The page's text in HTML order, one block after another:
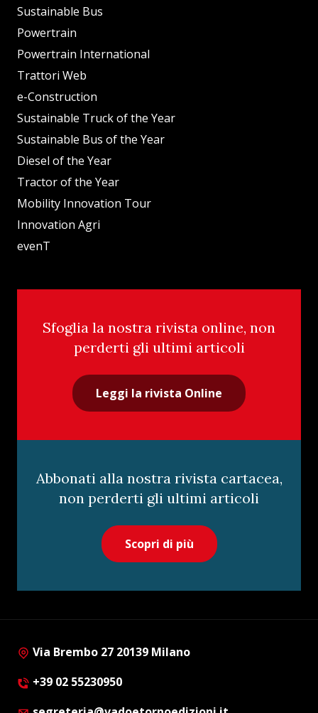
Sustainable Bus
Powertrain
Powertrain International
Trattori Web
e-Construction
Sustainable Truck of the Year
Sustainable Bus of the Year
Diesel of the Year
Tractor of the Year
Mobility Innovation Tour
Innovation Agri
evenT
Sfoglia la nostra rivista online, non
perderti gli ultimi articoli
Leggi la rivista Online
Abbonati alla nostra rivista cartacea,
non perderti gli ultimi articoli
Scopri di più
Via Brembo 27 20139 Milano
+39 02 55230950